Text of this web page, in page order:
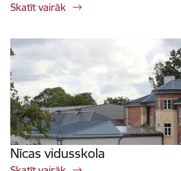
Skatīt vairāk
Nīcas vidusskola